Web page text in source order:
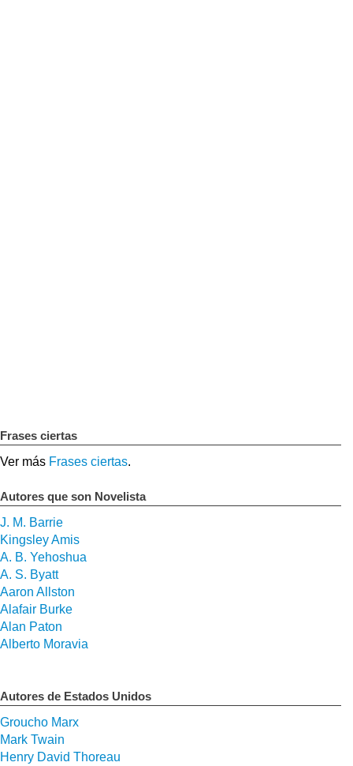
Frases ciertas
Ver más Frases ciertas.
Autores que son Novelista
J. M. Barrie
Kingsley Amis
A. B. Yehoshua
A. S. Byatt
Aaron Allston
Alafair Burke
Alan Paton
Alberto Moravia
Autores de Estados Unidos
Groucho Marx
Mark Twain
Henry David Thoreau